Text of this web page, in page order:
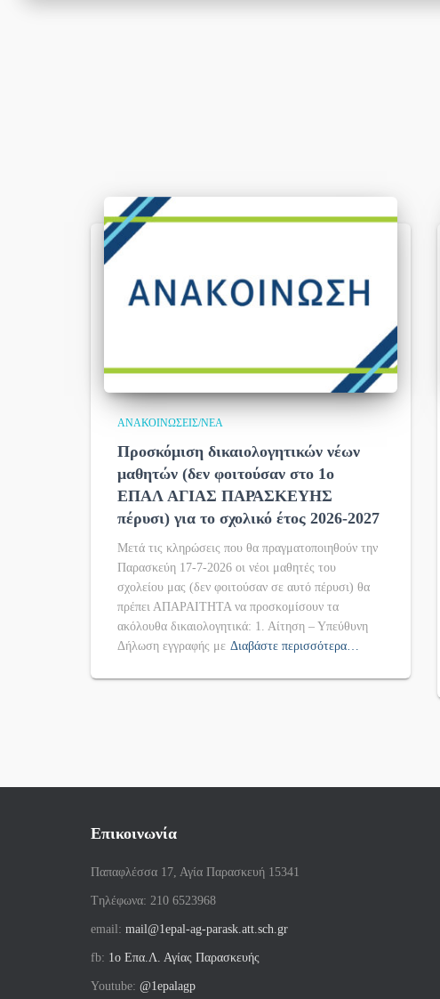
ΑΝΑΚΟΙΝΏΣΕΙΣ/ΝΈΑ
Προσκόμιση δικαιολογητικών νέων
μαθητών (δεν φοιτούσαν στο 1ο
ΕΠΑΛ ΑΓΙΑΣ ΠΑΡΑΣΚΕΥΗΣ
πέρυσι) για το σχολικό έτος 2026-2027
Μετά τις κληρώσεις που θα πραγματοποιηθούν την
Παρασκεύη 17-7-2026 οι νέοι μαθητές του
σχολείου μας (δεν φοιτούσαν σε αυτό πέρυσι) θα
πρέπει ΑΠΑΡΑΙΤΗΤΑ να προσκομίσουν τα
ακόλουθα δικαιολογητικά: 1. Αίτηση – Υπεύθυνη
Δήλωση εγγραφής με Διαβάστε περισσότερα…
Επικοινωνία
Παπαφλέσσα 17, Αγία Παρασκευή 15341
Tηλέφωνα: 210 6523968
email: mail@1epal-ag-parask.att.sch.gr
fb: 1ο Επα.Λ. Αγίας Παρασκευής
Youtube: @1epalagp